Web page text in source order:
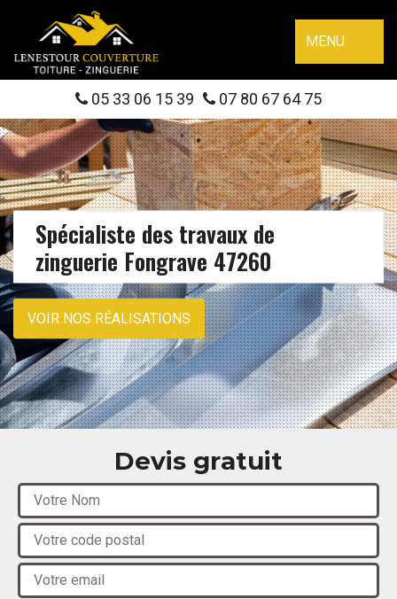
MENU
05 33 06 15 39 07 80 67 64 75
Spécialiste des travaux de
zinguerie Fongrave 47260
VOIR NOS RÉALISATIONS
Devis gratuit